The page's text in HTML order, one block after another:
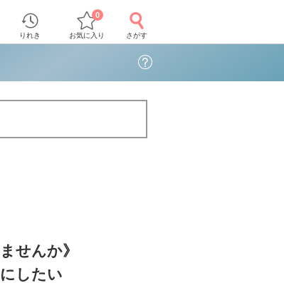
りれき お気に入り
0
さがす
せんか》
したい